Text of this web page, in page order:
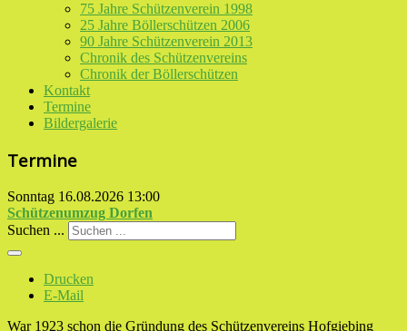
75 Jahre Schützenverein 1998
25 Jahre Böllerschützen 2006
90 Jahre Schützenverein 2013
Chronik des Schützenvereins
Chronik der Böllerschützen
Kontakt
Termine
Bildergalerie
Termine
Sonntag 16.08.2026 13:00
Schützenumzug Dorfen
Suchen ...
Drucken
E-Mail
War 1923 schon die Gründung des Schützenvereins Hofgiebing